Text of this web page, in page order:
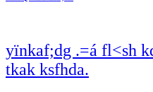
yïnkaf;dg .=á fl<sh
tkak ksfhda.